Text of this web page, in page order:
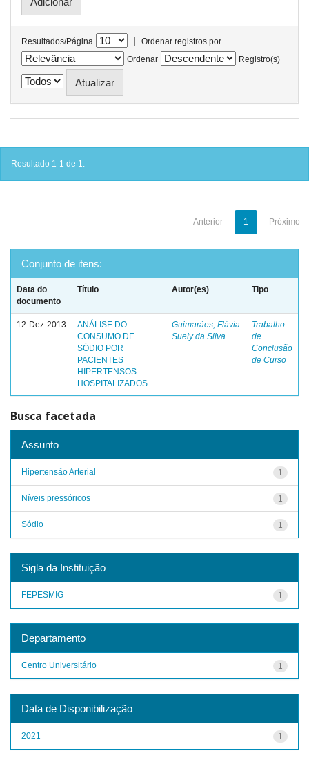
Resultados/Página |
Ordenar registros por
Ordenar
Registro(s)
Resultado 1-1 de 1.
Anterior 1 Próximo
Conjunto de itens:
Data do
documento
Título Autor(es) Tipo
12-Dez-2013
ANÁLISE DO
CONSUMO DE
SÓDIO POR
PACIENTES
HIPERTENSOS
HOSPITALIZADOS
Guimarães, Flávia
Suely da Silva
Trabalho
de
Conclusão
de Curso
Busca facetada
Assunto
1
Hipertensão Arterial
1
Níveis pressóricos
1
Sódio
Sigla da Instituição
1
FEPESMIG
Departamento
1
Centro Universitário
Data de Disponibilização
1
2021